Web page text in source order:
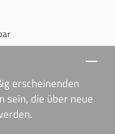
erscheinenden
sein, die über neue